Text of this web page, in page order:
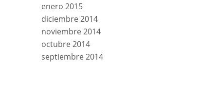
enero 2015
diciembre 2014
noviembre 2014
octubre 2014
septiembre 2014